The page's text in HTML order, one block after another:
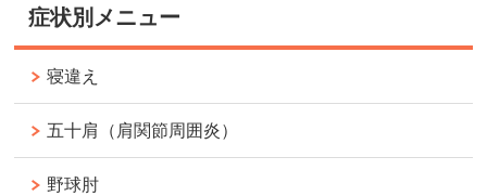
症状別メニュー
寝違え
五十肩（肩関節周囲炎）
野球肘